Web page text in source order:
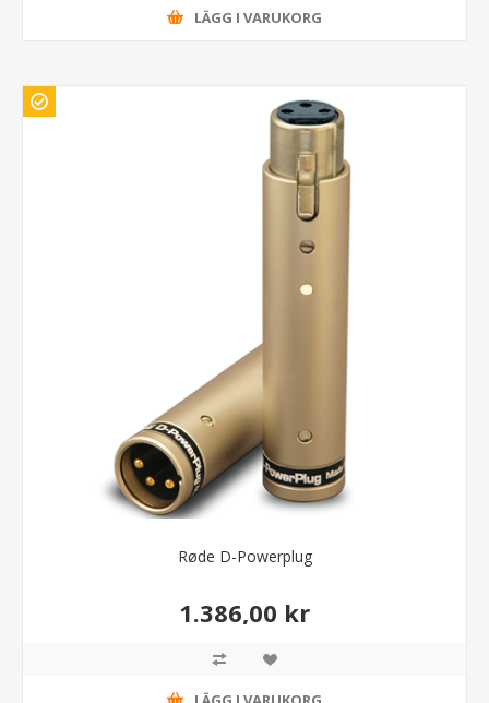
LÄGG I VARUKORG
Røde D-Powerplug
1.386,00 kr